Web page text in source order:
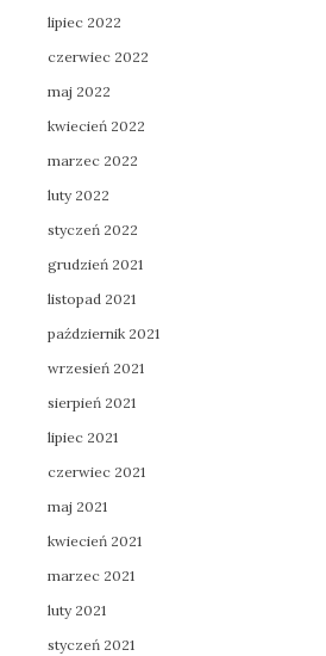
lipiec 2022
czerwiec 2022
maj 2022
kwiecień 2022
marzec 2022
luty 2022
styczeń 2022
grudzień 2021
listopad 2021
październik 2021
wrzesień 2021
sierpień 2021
lipiec 2021
czerwiec 2021
maj 2021
kwiecień 2021
marzec 2021
luty 2021
styczeń 2021